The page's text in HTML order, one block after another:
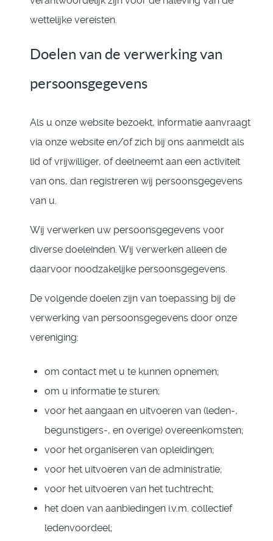
wettelijke vereisten.
Doelen van de verwerking van
persoonsgegevens
Als u onze website bezoekt, informatie aanvraagt
via onze website en/of zich bij ons aanmeldt als
lid of vrijwilliger, of deelneemt aan een activiteit
van ons, dan registreren wij persoonsgegevens
van u.
Wij verwerken uw persoonsgegevens voor
diverse doeleinden. Wij verwerken alleen de
daarvoor noodzakelijke persoonsgegevens.
De volgende doelen zijn van toepassing bij de
verwerking van persoonsgegevens door onze
vereniging:
om contact met u te kunnen opnemen;
om u informatie te sturen;
voor het aangaan en uitvoeren van (leden-,
begunstigers-, en overige) overeenkomsten;
voor het organiseren van opleidingen;
voor het uitvoeren van de administratie;
voor het uitvoeren van het tuchtrecht;
het doen van aanbiedingen i.v.m. collectief
ledenvoordeel;